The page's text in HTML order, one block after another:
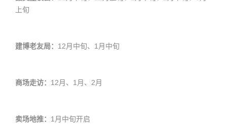
上旬
建博老友局： 12月中旬、1月中旬
商场走访： 12月、1月、2月
卖场地推： 1月中旬开启